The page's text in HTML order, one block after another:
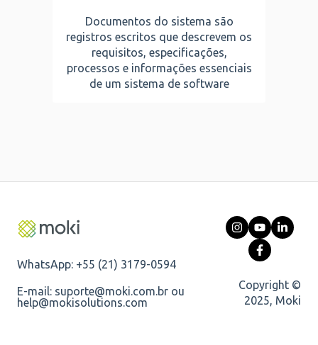
Documentos do sistema são
registros escritos que descrevem os
requisitos, especificações,
processos e informações essenciais
de um sistema de software
WhatsApp: +55 (21) 3179-0594
E-mail: suporte@moki.com.br ou
help@mokisolutions.com
Copyright ©
2025, Moki